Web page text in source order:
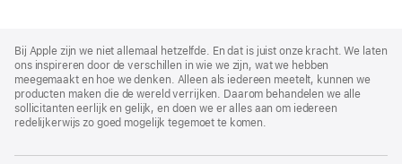
Footer
Bij Apple zijn we niet allemaal hetzelfde. En dat is juist onze kracht. We laten
ons inspireren door de verschillen in wie we zijn, wat we hebben
meegemaakt en hoe we denken. Alleen als iedereen meetelt, kunnen we
producten maken die de wereld verrijken. Daarom behandelen we alle
sollicitanten eerlijk en gelijk, en doen we er alles aan om iedereen
redelijkerwijs zo goed mogelijk tegemoet te komen.